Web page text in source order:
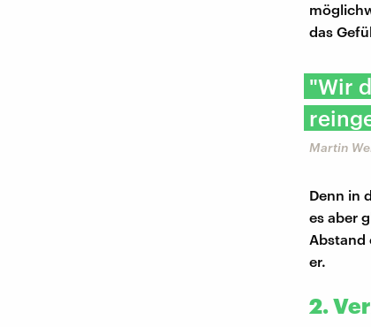
das
"Wir
Martin
Denn in
es aber
Abstand
er.
2.